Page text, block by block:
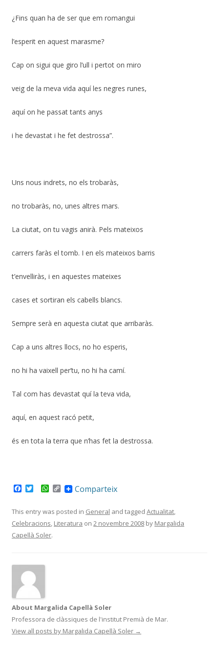
¿Fins quan ha de ser que em romangui
l’esperit en aquest marasme?
Cap on sigui que giro l’ull i pertot on miro
veig de la meva vida aquí les negres runes,
aquí on he passat tants anys
i he devastat i he fet destrossa”.
Uns nous indrets, no els trobaràs,
no trobaràs, no, unes altres mars.
La ciutat, on tu vagis anirà. Pels mateixos
carrers faràs el tomb. I en els mateixos barris
t’envelliràs, i en aquestes mateixes
cases et sortiran els cabells blancs.
Sempre serà en aquesta ciutat que arribaràs.
Cap a uns altres llocs, no ho esperis,
no hi ha vaixell per’tu, no hi ha camí.
Tal com has devastat quí la teva vida,
aquí, en aquest racó petit,
és en tota la terra que n’has fet la destrossa.
e
b
o
o
t
t
e
r
W
t
s
A
p
C
o
y
L
i
Comparteix
This entry was posted in General and tagged Actualitat,
Celebracions, Literatura on 2 novembre 2008 by Margalida
Capellà Soler.
About Margalida Capellà Soler
Professora de clàssiques de l'institut Premià de Mar.
View all posts by Margalida Capellà Soler →